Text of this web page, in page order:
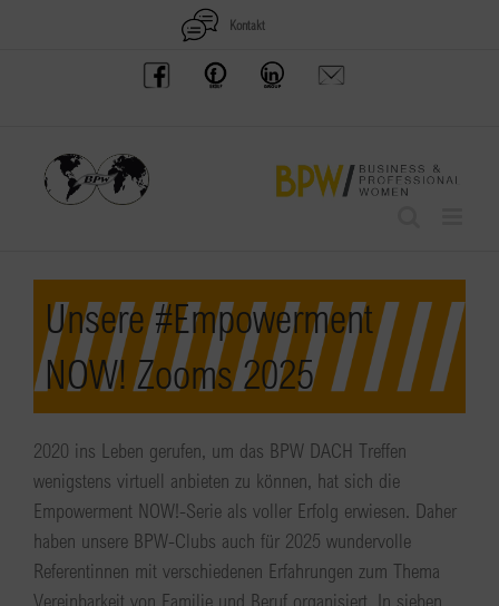
Kontakt
BPW
Austria
Offenes
Frauennetzwerk
BPW
Gruppe
Anfrage
schicken
Unsere #Empowerment
NOW! Zooms 2025
2020 ins Leben gerufen, um das BPW DACH Treffen
wenigstens virtuell anbieten zu können, hat sich die
Empowerment NOW!-Serie als voller Erfolg erwiesen. Daher
haben unsere BPW-Clubs auch für 2025 wundervolle
Referentinnen mit verschiedenen Erfahrungen zum Thema
Vereinbarkeit von Familie und Beruf organisiert. In sieben